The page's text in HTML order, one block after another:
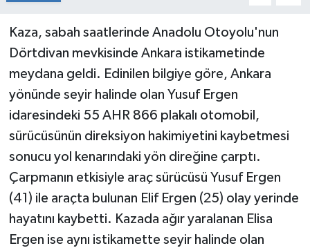
Kaza, sabah saatlerinde Anadolu Otoyolu'nun
Dörtdivan mevkisinde Ankara istikametinde
meydana geldi. Edinilen bilgiye göre, Ankara
yönünde seyir halinde olan Yusuf Ergen
idaresindeki 55 AHR 866 plakalı otomobil,
sürücüsünün direksiyon hakimiyetini kaybetmesi
sonucu yol kenarındaki yön direğine çarptı.
Çarpmanın etkisiyle araç sürücüsü Yusuf Ergen
(41) ile araçta bulunan Elif Ergen (25) olay yerinde
hayatını kaybetti. Kazada ağır yaralanan Elisa
Ergen ise aynı istikamette seyir halinde olan